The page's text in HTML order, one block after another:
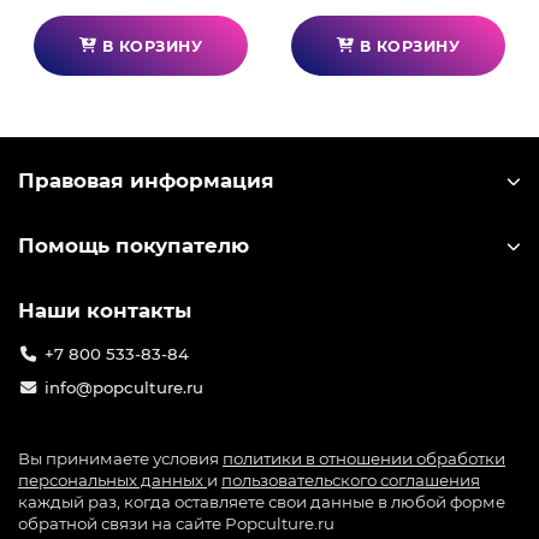
В КОРЗИНУ В КОРЗИНУ
Правовая информация
Помощь покупателю
Наши контакты
+7 800 533-83-84
info@popculture.ru
Вы принимаете условия политики в отношении обработки
персональных данных и пользовательского соглашения
каждый раз, когда оставляете свои данные в любой форме
обратной связи на сайте Popculture.ru